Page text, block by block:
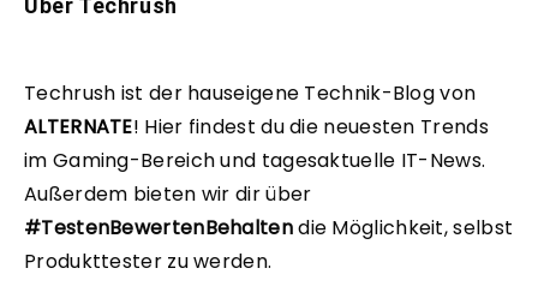
Techrush ist der hauseigene Technik-Blog von
ALTERNATE! Hier findest du die neuesten Trends
im Gaming-Bereich und tagesaktuelle IT-News.
Außerdem bieten wir dir über
#TestenBewertenBehaltendie Möglichkeit, selbst
Produkttester zu werden.